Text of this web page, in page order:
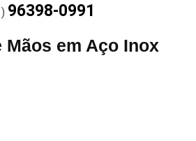
96398-0991
Mãos em Aço Inox